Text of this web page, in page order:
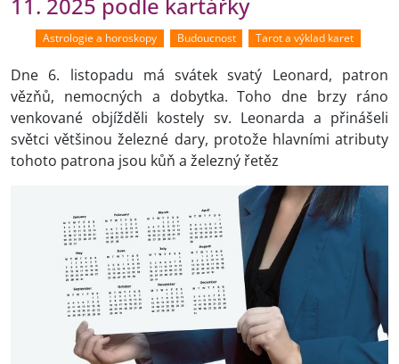
11. 2025 podle kartářky
Astrologie a horoskopy Budoucnost Tarot a výklad karet
Dne 6. listopadu má svátek svatý Leonard, patron
vězňů, nemocných a dobytka. Toho dne brzy ráno
venkované objížděli kostely sv. Leonarda a přinášeli
světci většinou železné dary, protože hlavními atributy
tohoto patrona jsou kůň a železný řetěz